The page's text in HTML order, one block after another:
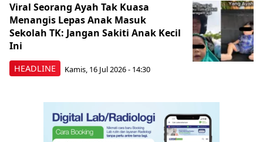
HEADLINE
Viral Seorang Ayah Tak Kuasa
Menangis Lepas Anak Masuk
Sekolah TK: Jangan Sakiti Anak Kecil
Ini
Kamis, 16 Jul 2026 - 14:30